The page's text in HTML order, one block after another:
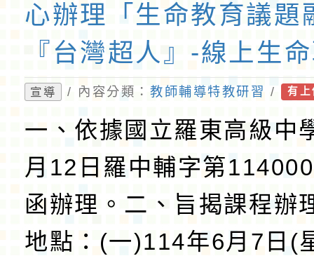
心辦理「生命教育議題
『台灣超人』-線上生
室」線上研習課程一案
師踴躍報名參加
宣導 / 內容分類：教師輔導特教研習 / 有
一、依據國立羅東高級中
月12日羅中輔字第
函辦理。二、旨揭課程辦
地點：(一)114年6月7日(